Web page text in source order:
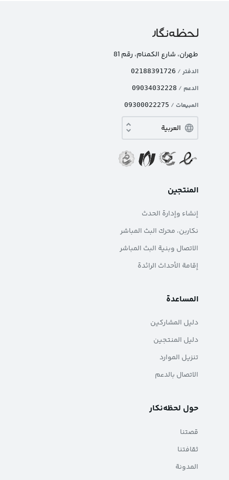
طهران، شارع الکمنام، رقم 81
الدفتر /
02188391726
الدعم /
09034032228
المبيعات /
09300022275
المنتجين
إنشاء وإدارة الحدث
نکاربن، محرك البث المباشر
الاتصال وبنية البث المباشر
إقامة الأحداث الرائدة
المساعدة
دليل المشاركين
دليل المنتجين
تنزيل الموارد
الاتصال بالدعم
حول لحظه‌نکار
قصتنا
ثقافتنا
المدونة